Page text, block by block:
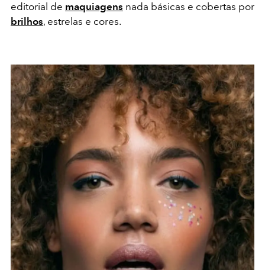
editorial de maquiagens nada básicas e cobertas por
brilhos, estrelas e cores.